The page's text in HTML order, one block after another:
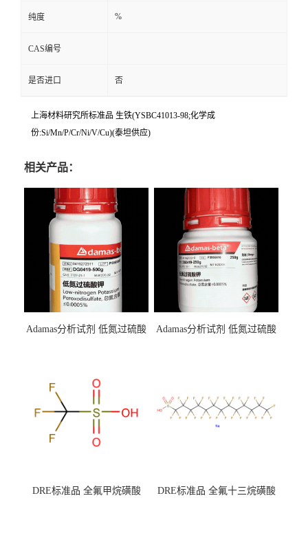
纯度 %
CAS编号
是否进口 否
上海材料研究所标准品 生铁(YSBC41013-98;化学成
份:Si/Mn/P/Cr/Ni/V/Cu)(泰坦供应)
相关产品：
Adamas分析试剂 低氮过硫酸
（泰坦现货供应）
Adamas分析试剂 低氮过硫酸
DRE标准品 全氟甲烷磺酸
DRE标准品 全氟十三烷磺酸